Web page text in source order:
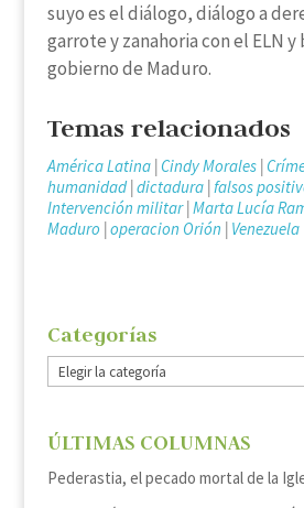
suyo es el diálogo, diálogo a
garrote y zanahoria con el ELN
gobierno de Maduro.
Temas relacionados
América Latina|Cindy Morales|
humanidad|dictadura|falsos
Intervención militar|Marta Lucía
Maduro |operacion Orión | Venezuela
Categorías
Categorías
ÚLTIMAS COLUMNAS
Pederastia, el pecado mortal de la